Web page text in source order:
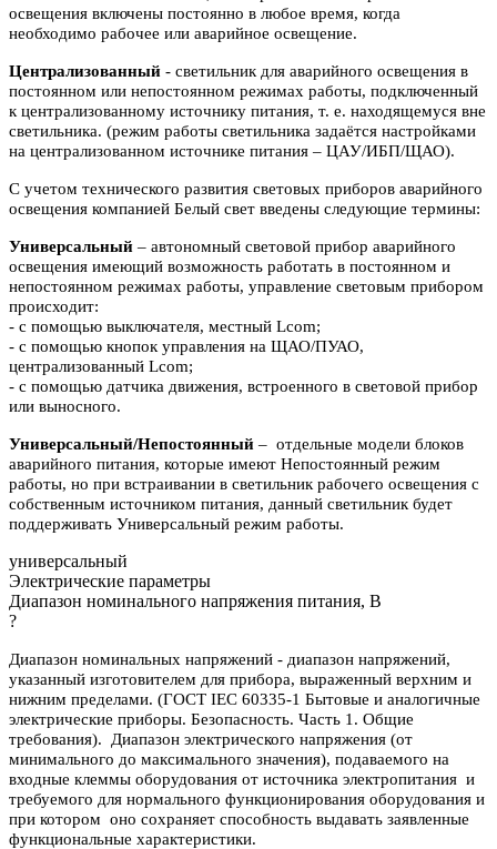
освещения включены постоянно в любое время, когда
необходимо рабочее или аварийное освещение.
Централизованный - светильник для аварийного освещения в
постоянном или непостоянном режимах работы, подключенный
к централизованному источнику питания, т. е. находящемуся вне
светильника. (режим работы светильника задаётся настройками
на централизованном источнике питания – ЦАУ/ИБП/ЩАО).
С учетом технического развития световых приборов аварийного
освещения компанией Белый свет введены следующие термины:
Универсальный – автономный световой прибор аварийного
освещения имеющий возможность работать в постоянном и
непостоянном режимах работы, управление световым прибором
происходит:
- с помощью выключателя, местный Lcom;
- с помощью кнопок управления на ЩАО/ПУАО,
централизованный Lcom;
- с помощью датчика движения, встроенного в световой прибор
или выносного.
Универсальный/Непостоянный – отдельные модели блоков
аварийного питания, которые имеют Непостоянный режим
работы, но при встраивании в светильник рабочего освещения с
собственным источником питания, данный светильник будет
поддерживать Универсальный режим работы.
универсальный
Электрические параметры
Диапазон номинального напряжения питания, В
?
Диапазон номинальных напряжений - диапазон напряжений,
указанный изготовителем для прибора, выраженный верхним и
нижним пределами. (ГОСТ IEC 60335-1 Бытовые и аналогичные
электрические приборы. Безопасность. Часть 1. Общие
требования). Диапазон электрического напряжения (от
минимального до максимального значения), подаваемого на
входные клеммы оборудования от источника электропитания и
требуемого для нормального функционирования оборудования и
при котором оно сохраняет способность выдавать заявленные
функциональные характеристики.